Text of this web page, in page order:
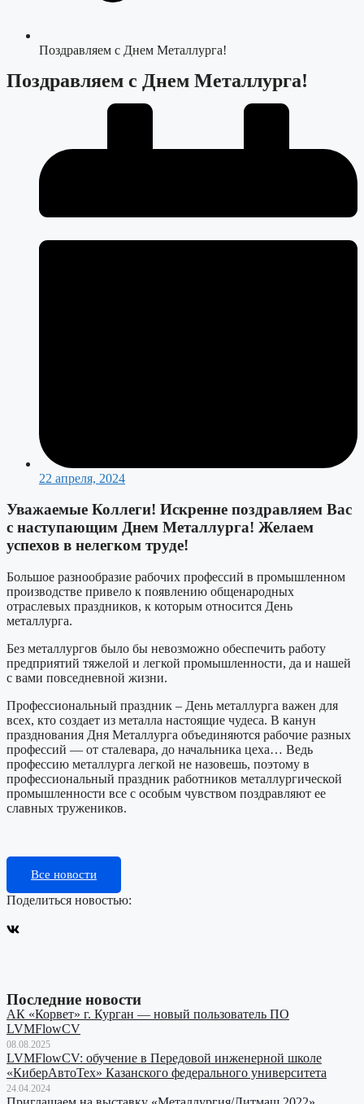
Поздравляем с Днем Металлурга!
Поздравляем с Днем Металлурга!
22 апреля, 2024
Уважаемые Коллеги! Искренне поздравляем Вас
с наступающим Днем Металлурга! Желаем
успехов в нелегком труде!
Большое разнообразие рабочих профессий в промышленном
производстве привело к появлению общенародных
отраслевых праздников, к которым относится День
металлурга.
Без металлургов было бы невозможно обеспечить работу
предприятий тяжелой и легкой промышленности, да и нашей
с вами повседневной жизни.
Профессиональный праздник – День металлурга важен для
всех, кто создает из металла настоящие чудеса. В канун
празднования Дня Металлурга объединяются рабочие разных
профессий — от сталевара, до начальника цеха… Ведь
профессию металлурга легкой не назовешь, поэтому в
профессиональный праздник работников металлургической
промышленности все с особым чувством поздравляют ее
славных тружеников.
Все новости
Поделиться новостью:
Последние новости
АК «Корвет» г. Курган — новый пользователь ПО
LVMFlowCV
08.08.2025
LVMFlowCV: обучение в Передовой инженерной школе
«КиберАвтоТех» Казанского федерального университета
24.04.2024